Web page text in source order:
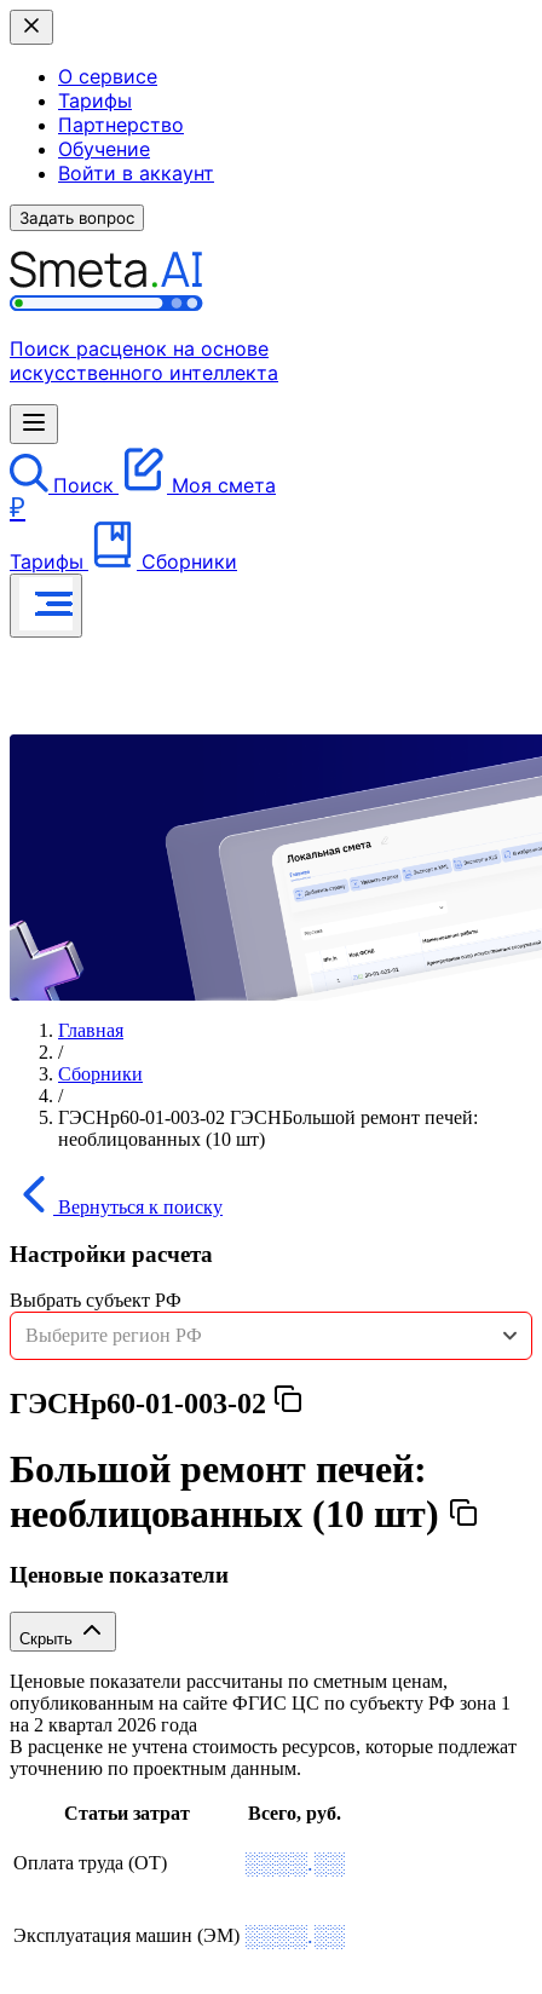
О сервисе
Тарифы
Партнерство
Обучение
Войти в аккаунт
Задать вопрос
Поиск расценок на основе
искусственного интеллекта
Поиск Моя смета
₽
Тарифы Сборники
Главная
/
Сборники
/
ГЭСНр60-01-003-02 ГЭСНБольшой ремонт печей:
необлицованных (10 шт)
Вернуться к поиску
Настройки расчета
Выбрать субъект РФ
Выберите регион РФ
ГЭСНр60-01-003-02
Большой ремонт печей:
необлицованных (10 шт)
Ценовые показатели
Скрыть
Ценовые показатели рассчитаны по сметным ценам,
опубликованным на сайте ФГИС ЦС по субъекту РФ зона 1
на 2 квартал 2026 года
В расценке не учтена стоимость ресурсов, которые подлежат
уточнению по проектным данным.
Статьи затрат Всего, руб.
Оплата труда (ОТ) ░░░░.░░
Эксплуатация машин (ЭМ) ░░░░.░░